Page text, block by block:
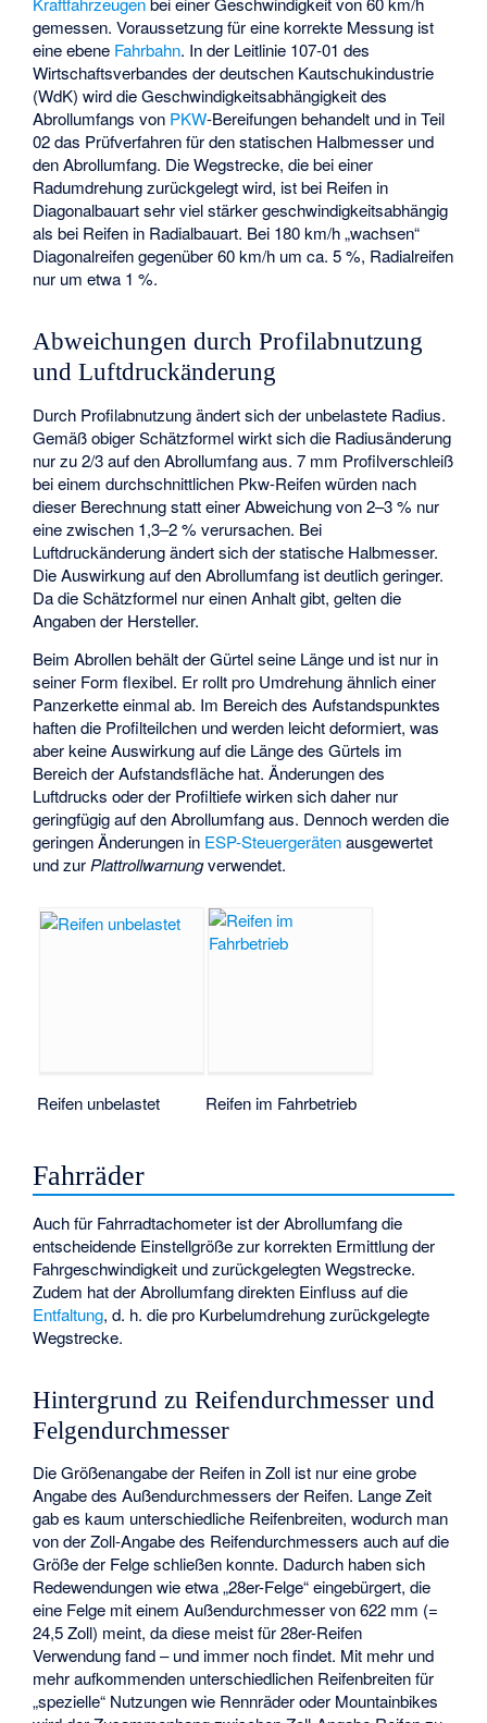
gemessen. Voraussetzung für eine korrekte Messung ist
eine ebene Fahrbahn. In der Leitlinie 107-01 des
Wirtschaftsverbandes der deutschen Kautschukindustrie
(WdK) wird die Geschwindigkeitsabhängigkeit des
Abrollumfangs von PKW-Bereifungen behandelt und in Teil
02 das Prüfverfahren für den statischen Halbmesser und
den Abrollumfang. Die Wegstrecke, die bei einer
Radumdrehung zurückgelegt wird, ist bei Reifen in
Diagonalbauart sehr viel stärker geschwindigkeitsabhängig
als bei Reifen in Radialbauart. Bei 180 km/h „wachsen“
Diagonalreifen gegenüber 60 km/h um ca. 5 %, Radialreifen
nur um etwa 1 %.
Abweichungen durch Profilabnutzung
und Luftdruckänderung
Durch Profilabnutzung ändert sich der unbelastete Radius.
Gemäß obiger Schätzformel wirkt sich die Radiusänderung
nur zu 2/3 auf den Abrollumfang aus. 7 mm Profilverschleiß
bei einem durchschnittlichen Pkw-Reifen würden nach
dieser Berechnung statt einer Abweichung von 2–3 % nur
eine zwischen 1,3–2 % verursachen. Bei
Luftdruckänderung ändert sich der statische Halbmesser.
Die Auswirkung auf den Abrollumfang ist deutlich geringer.
Da die Schätzformel nur einen Anhalt gibt, gelten die
Angaben der Hersteller.
Beim Abrollen behält der Gürtel seine Länge und ist nur in
seiner Form flexibel. Er rollt pro Umdrehung ähnlich einer
Panzerkette einmal ab. Im Bereich des Aufstandspunktes
haften die Profilteilchen und werden leicht deformiert, was
aber keine Auswirkung auf die Länge des Gürtels im
Bereich der Aufstandsfläche hat. Änderungen des
Luftdrucks oder der Profiltiefe wirken sich daher nur
geringfügig auf den Abrollumfang aus. Dennoch werden die
geringen Änderungen in ESP-Steuergerätenausgewertet
und zur Plattrollwarnungverwendet.
Reifen unbelastet Reifen im Fahrbetrieb
Fahrräder
Auch für Fahrradtachometer ist der Abrollumfang die
entscheidende Einstellgröße zur korrekten Ermittlung der
Fahrgeschwindigkeit und zurückgelegten Wegstrecke.
Zudem hat der Abrollumfang direkten Einfluss auf die
Entfaltung, d. h. die pro Kurbelumdrehung zurückgelegte
Wegstrecke.
Hintergrund zu Reifendurchmesser und
Felgendurchmesser
Die Größenangabe der Reifen in Zoll ist nur eine grobe
Angabe des Außendurchmessers der Reifen. Lange Zeit
gab es kaum unterschiedliche Reifenbreiten, wodurch man
von der Zoll-Angabe des Reifendurchmessers auch auf die
Größe der Felge schließen konnte. Dadurch haben sich
Redewendungen wie etwa „28er-Felge“ eingebürgert, die
eine Felge mit einem Außendurchmesser von 622 mm (=
24,5 Zoll) meint, da diese meist für 28er-Reifen
Verwendung fand – und immer noch findet. Mit mehr und
mehr aufkommenden unterschiedlichen Reifenbreiten für
„spezielle“ Nutzungen wie Rennräder oder Mountainbikes